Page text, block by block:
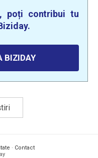
poți contribui tu
BIZIDAY
· Contact